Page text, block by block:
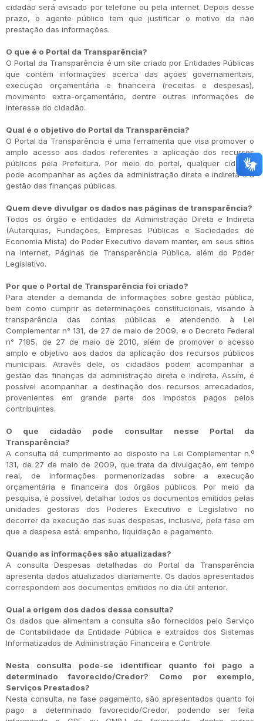
cidadão será avisado por telefone ou pela internet. Depois desse
prazo, o agente público tem que justificar o motivo da não
prestação das informações.
O que é o Portal da Transparência?
O Portal da Transparência é um site criado por Entidades Públicas
que contém informações acerca das ações governamentais,
execução orçamentária e financeira (receitas e despesas),
movimento extra-orçamentário, dentre outras informações de
interesse do cidadão.
Qual é o objetivo do Portal da Transparência?
O Portal da Transparência é uma ferramenta que visa promover o
amplo acesso aos dados referentes a aplicação dos recursos
públicos pela Prefeitura. Por meio do portal, qualquer cidadão
pode acompanhar as ações da administração direta e indireta e a
gestão das finanças públicas.
Quem deve divulgar os dados nas páginas de transparência?
Todos os órgão e entidades da Administração Direta e Indireta
(Autarquias, Fundações, Empresas Públicas e Sociedades de
Economia Mista) do Poder Executivo devem manter, em seus sítios
na Internet, Páginas de Transparência Pública, além do Poder
Legislativo.
Por que o Portal de Transparência foi criado?
Para atender a demanda de informações sobre gestão pública,
bem como cumprir as determinações constitucionais, visando à
transparência das contas públicas e atendendo à Lei
Complementar n° 131, de 27 de maio de 2009, e o Decreto Federal
n° 7185, de 27 de maio de 2010, além de promover o acesso
amplo e objetivo aos dados da aplicação dos recursos públicos
municipais. Através dele, os cidadãos podem acompanhar a
gestão das finanças da administração direta e indireta. Assim, é
possível acompanhar a destinação dos recursos arrecadados,
provenientes em grande parte dos impostos pagos pelos
contribuintes.
O que cidadão pode consultar nesse Portal da
Transparência?
A consulta dá cumprimento ao disposto na Lei Complementar n.º
131, de 27 de maio de 2009, que trata da divulgação, em tempo
real, de informações pormenorizadas sobre a execução
orçamentária e financeira dos órgãos públicos. Por meio da
pesquisa, é possível, detalhar todos os documentos emitidos pelas
unidades gestoras dos Poderes Executivo e Legislativo no
decorrer da execução das suas despesas, inclusive, pela fase em
que a despesa está: empenho, liquidação e pagamento.
Quando as informações são atualizadas?
A consulta Despesas detalhadas do Portal da Transparência
apresenta dados atualizados diariamente. Os dados apresentados
correspondem aos documentos emitidos no dia útil anterior.
Qual a origem dos dados dessa consulta?
Os dados que alimentam a consulta são fornecidos pelo Serviço
de Contabilidade da Entidade Pública e extraídos dos Sistemas
Informatizados de Administração Financeira e Controle.
Nesta consulta pode-se identificar quanto foi pago a
determinado favorecido/Credor? Como por exemplo,
Serviços Prestados?
Nesta consulta, na fase pagamento, são apresentados quanto foi
pago a determinado favorecido/Credor, podendo ser feita